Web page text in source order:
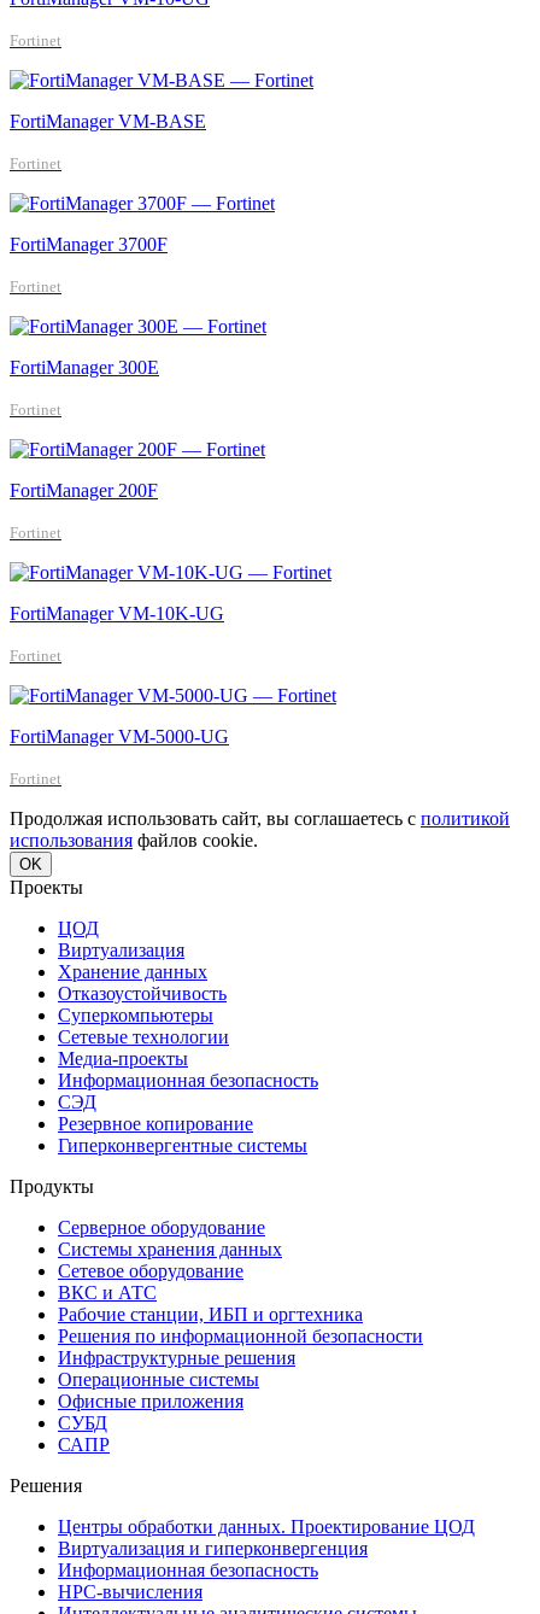
Fortinet
FortiManager VM-BASE
Fortinet
FortiManager 3700F
Fortinet
FortiManager 300E
Fortinet
FortiManager 200F
Fortinet
FortiManager VM-10K-UG
Fortinet
FortiManager VM-5000-UG
Fortinet
Продолжая использовать сайт, вы соглашаетесь с политикой
использования файлов cookie.
OK
Проекты
ЦОД
Виртуализация
Хранение данных
Отказоустойчивость
Суперкомпьютеры
Сетевые технологии
Медиа-проекты
Информационная безопасность
СЭД
Резервное копирование
Гиперконвергентные системы
Продукты
Серверное оборудование
Системы хранения данных
Сетевое оборудование
ВКС и АТС
Рабочие станции, ИБП и оргтехника
Решения по информационной безопасности
Инфраструктурные решения
Операционные системы
Офисные приложения
СУБД
САПР
Решения
Центры обработки данных. Проектирование ЦОД
Виртуализация и гиперконвергенция
Информационная безопасность
HPC-вычисления